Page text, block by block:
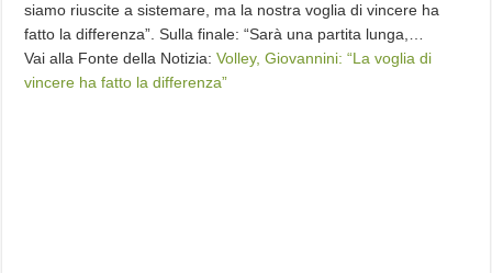
siamo riuscite a sistemare, ma la nostra voglia di vincere ha
fatto la differenza”. Sulla finale: “Sarà una partita lunga,…
Vai alla Fonte della Notizia:Volley, Giovannini: “La voglia di
vincere ha fatto la differenza”